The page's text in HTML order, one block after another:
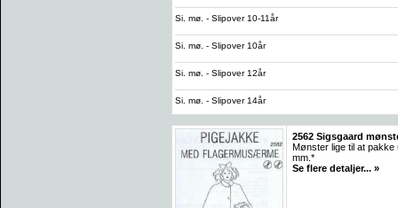
Si. mø. - Slipover 10-11år
Si. mø. - Slipover 10år
Si. mø. - Slipover 12år
Si. mø. - Slipover 14år
2562 Sigsgaard
Mønster lige til at
mm.*
Se flere detaljer... »